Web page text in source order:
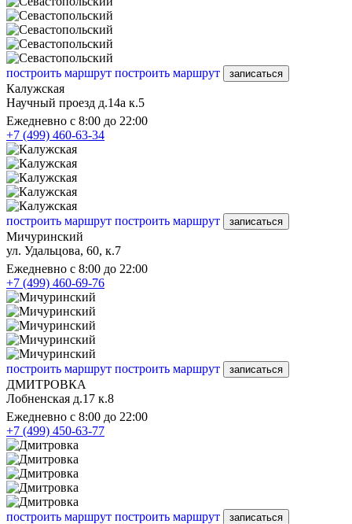
построить маршрут построить маршрут записаться
Калужская
Научный проезд д.14а к.5
Ежедневно с 8:00 до 22:00
+7 (499) 460-63-34
построить маршрут построить маршрут записаться
Мичуринский
ул. Удальцова, 60, к.7
Ежедневно с 8:00 до 22:00
+7 (499) 460-69-76
построить маршрут построить маршрут записаться
ДМИТРОВКА
Лобненская д.17 к.8
Ежедневно с 8:00 до 22:00
+7 (499) 450-63-77
построить маршрут построить маршрут записаться